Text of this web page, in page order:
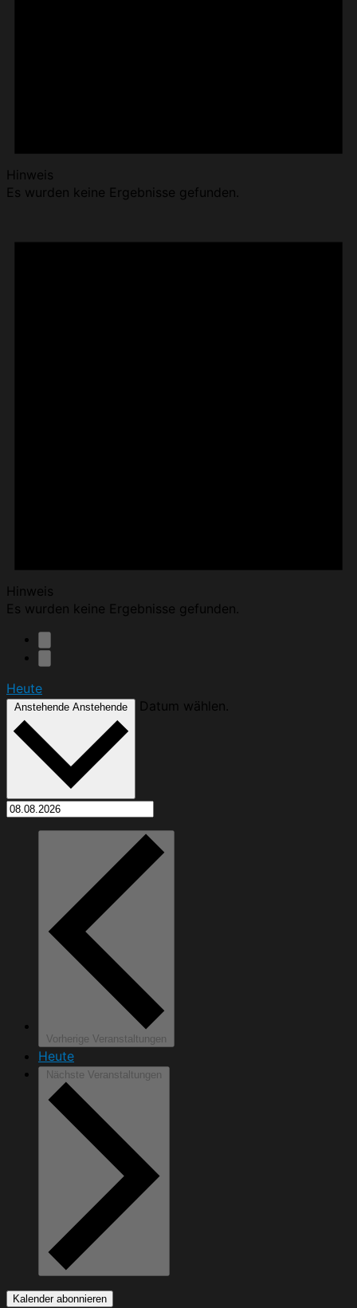
Hinweis
Es wurden keine Ergebnisse gefunden.
Hinweis
Es wurden keine Ergebnisse gefunden.
Heute
Anstehende Anstehende Datum wählen.
Vorherige Veranstaltungen
Heute
Nächste Veranstaltungen
Kalender abonnieren